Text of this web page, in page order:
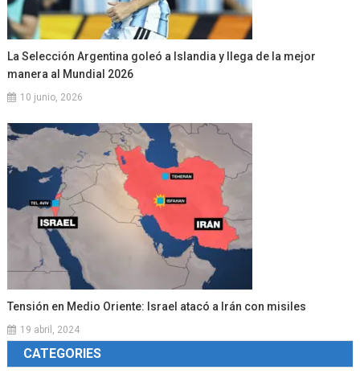
La Selección Argentina goleó a Islandia y llega de la mejor
manera al Mundial 2026
10 junio, 2026
Tensión en Medio Oriente: Israel atacó a Irán con misiles
19 abril, 2024
CATEGORIES